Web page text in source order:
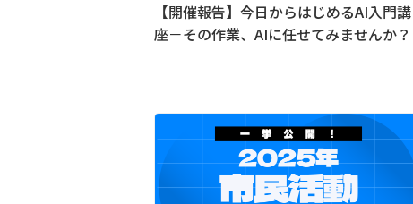
【開催報告】今日からはじめるAI入門講
座－その作業、AIに任せてみませんか？